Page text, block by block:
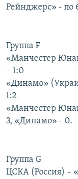
Рейнджерс» - по
Группа F
«Манчестер
– 1:0
«Динамо»
1:2
«Манчестер
3, «Динамо» - 0.
Группа G
ЦСКА (Россия) –